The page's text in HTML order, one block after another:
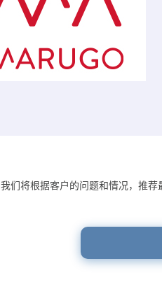
我们将根据客户的问题和情况，推荐